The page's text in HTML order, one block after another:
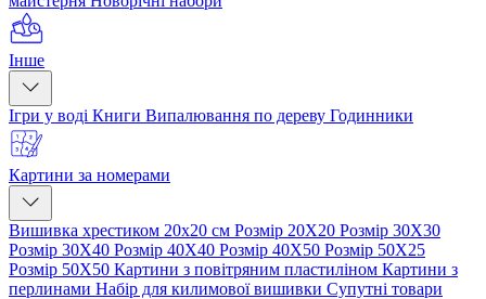
Інше
Ігри у воді Книги Випалювання по дереву Годинники
Картини за номерами
Вишивка хрестиком 20х20 см Розмір 20Х20 Розмір 30Х30
Розмір 30Х40 Розмір 40Х40 Розмір 40Х50 Розмір 50Х25
Розмір 50Х50 Картини з повітряним пластиліном Картини з
перлинами Набір для килимової вишивки Супутні товари